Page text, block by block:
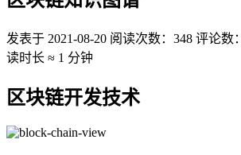
发表于 2021-08-20 阅读次数： 348 评论数：
读时长 ≈ 1 分钟
区块链开发技术